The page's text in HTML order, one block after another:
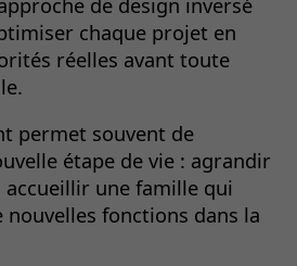
de design inversé
chaque projet en
réelles avant toute
permet souvent de
étape de vie : agrandir
accueillir une famille qui
nouvelles fonctions dans la